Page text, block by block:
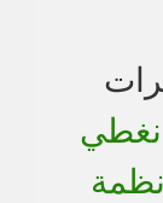
نغطي